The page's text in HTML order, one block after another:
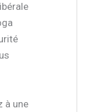
à une